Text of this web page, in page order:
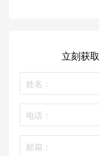
立刻获取